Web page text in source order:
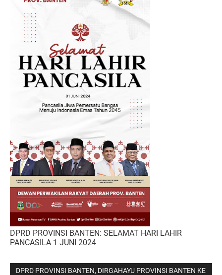
DPRD PROVINSI BANTEN: SELAMAT HARI LAHIR
PANCASILA 1 JUNI 2024
DPRD PROVINSI BANTEN, DIRGAHAYU PROVINSI BANTEN KE